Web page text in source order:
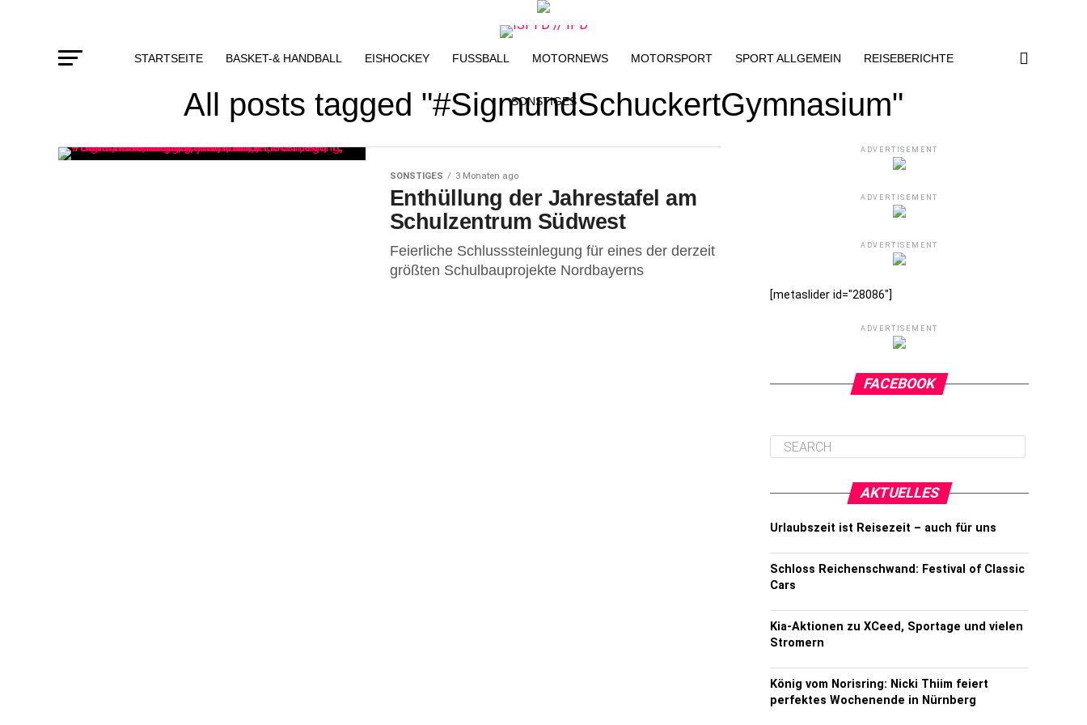
STARTSEITE BASKET-& HANDBALL EISHOCKEY FUSSBALL MOTORNEWS MOTORSPORT SPORT ALLGEMEIN REISEBERICHTE
SONSTIGES
All posts tagged "#SigmundSchuckertGymnasium"
SONSTIGES 3 Monaten ago
Enthüllung der Jahrestafel am
Schulzentrum Südwest
Feierliche Schlusssteinlegung für eines der derzeit
größten Schulbauprojekte Nordbayerns
ADVERTISEMENT
ADVERTISEMENT
ADVERTISEMENT
[metaslider id="28086"]
ADVERTISEMENT
FACEBOOK
AKTUELLES
Urlaubszeit ist Reisezeit – auch für uns
Schloss Reichenschwand: Festival of Classic
Cars
Kia-Aktionen zu XCeed, Sportage und vielen
Stromern
König vom Norisring: Nicki Thiim feiert
perfektes Wochenende in Nürnberg